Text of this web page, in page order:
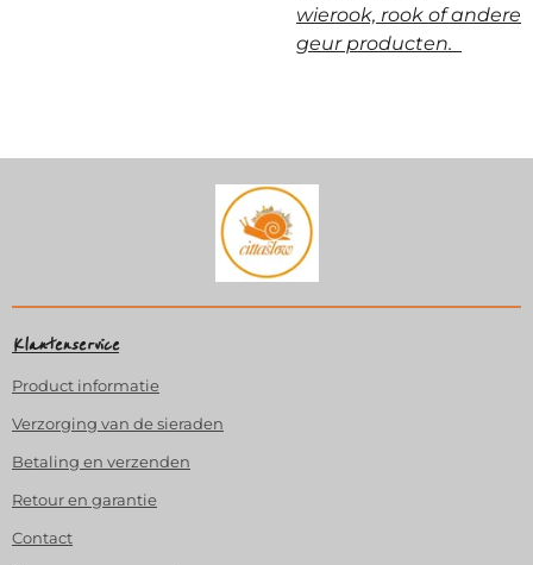
wierook, rook of andere
geur producten.
Klantenservice
Product informatie
Verzorging van de sieraden
Betaling en verzenden
Retour en garantie
Contact